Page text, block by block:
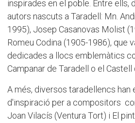
inspirades en el poble. Entre ells,
autors nascuts a Taradell: Mn.
1995), Josep Casanovas Molist
Romeu Codina (1905-1986), que
dedicades a llocs emblemàtics
Campanar de Taradell o el Castell
A més, diversos taradellencs han
d'inspiració per a compositors
Joan Vilacís (Ventura Tort) i El